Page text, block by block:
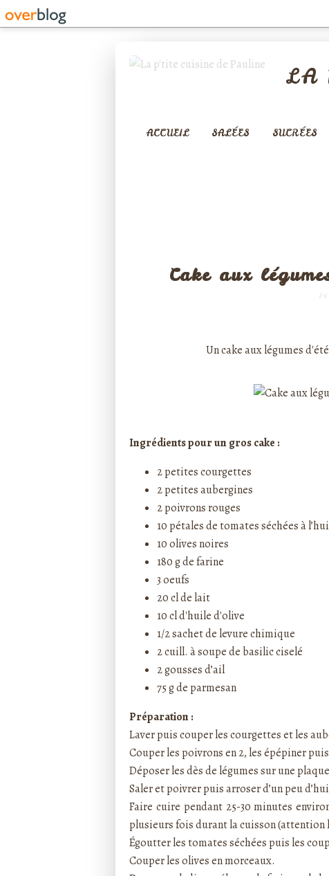
LA
ACCUEIL SALÉES SUCRÉES
Cake aux
Un cake aux légumes
Ingrédients pour un gros cake :
2 petites courgettes
2 petites aubergines
2 poivrons rouges
10 pétales de tomates séchées à
10 olives noires
180 g de farine
3 oeufs
20 cl de lait
10 cl d'huile d'olive
1/2 sachet de levure chimique
2 cuill. à soupe de basilic ciselé
2 gousses d’ail
75 g de parmesan
Préparation :
Laver puis couper les courgettes et les
Couper les poivrons en 2, les épépiner
Déposer les dès de légumes sur une
Saler et poivrer puis arroser d’un peu
Faire cuire pendant 25-30 minutes
plusieurs fois durant la cuisson (attention
Égoutter les tomates séchées puis les
Couper les olives en morceaux.